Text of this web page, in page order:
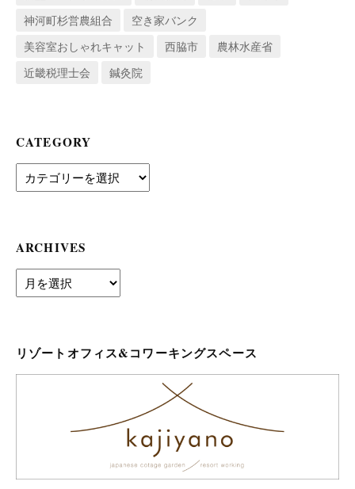
神河町杉営農組合
空き家バンク
美容室おしゃれキャット
西脇市
農林水産省
近畿税理士会
鍼灸院
CATEGORY
Category
ARCHIVES
archives
リゾートオフィス&コワーキングスペース